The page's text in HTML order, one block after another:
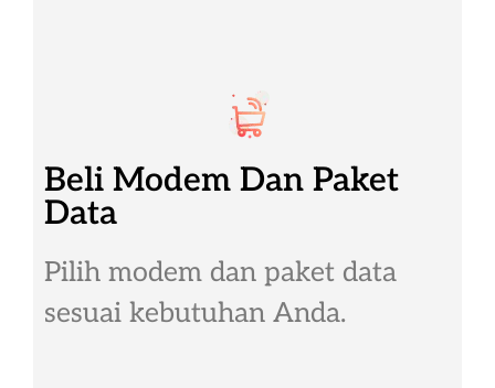
Beli Modem Dan Paket
Data
Pilih modem dan paket data
sesuai kebutuhan Anda.